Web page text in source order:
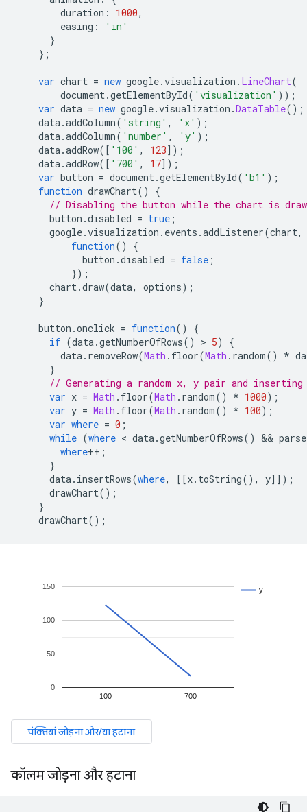
duration : 1000,
easing :
'in'
}
};
var chart = new google.visualization . LineChart(
document.getElementById( 'visualization' ));
var data = new google.visualization .DataTable();
data.addColumn( 'string' , 'x' );
data.addColumn( 'number' , 'y' );
data.addRow([ '100' , 123]);
data.addRow([ '700' , 17]);
var button = document.getElementById( 'b1' );
function drawChart()
{
// Disabling the button while the chart is
button .disabled = true ;
google.visualization . events .addListener(chart,
function()
{
button .disabled = false ;
});
chart.draw(data, options);
}
button .onclick = function()
{
if (data.getNumberOfRows() > 5)
{
data. removeRow(Math . floor(Math . random() *
}
// Generating a random x, y pair and
var x = Math . floor(Math . random() * 1000);
var y = Math . floor(Math . random() * 100);
var where = 0 ;
while (where < data.getNumberOfRows() &&
where++;
}
data. insertRows(where, [[x. toString(), y]]);
drawChart();
}
drawChart();
कॉलम जोड़ना और हटाना